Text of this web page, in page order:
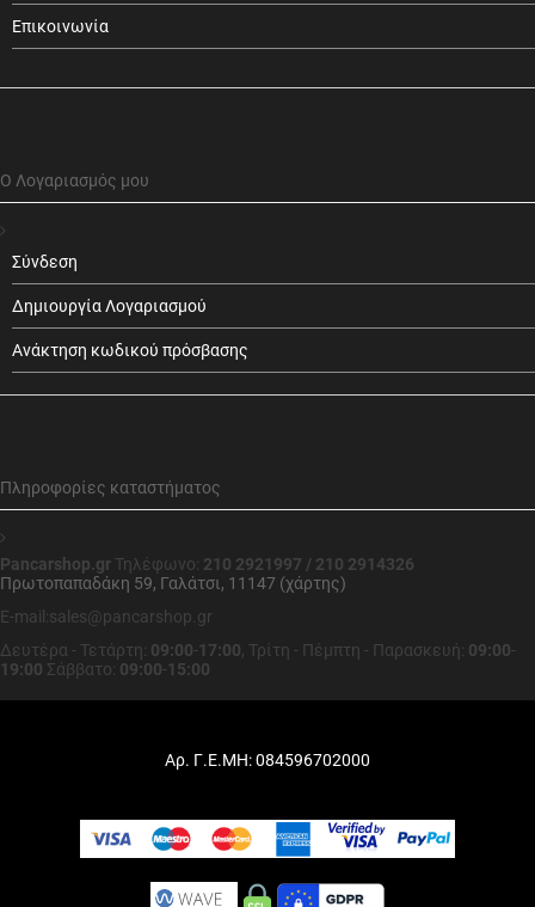
Επικοινωνία
Ο Λογαριασμός μου
Σύνδεση
Δημιουργία Λογαριασμού
Ανάκτηση κωδικού πρόσβασης
Πληροφορίες καταστήματος
Pancarshop.gr Τηλέφωνο: 210 2921997 / 210 2914326
Πρωτοπαπαδάκη 59, Γαλάτσι, 11147 (χάρτης)
E-mail:sales@pancarshop.gr
Δευτέρα - Τετάρτη: 09:00-17:00, Τρίτη - Πέμπτη - Παρασκευή: 09:00-
19:00 Σάββατο: 09:00-15:00
Αρ. Γ.Ε.ΜΗ: 084596702000